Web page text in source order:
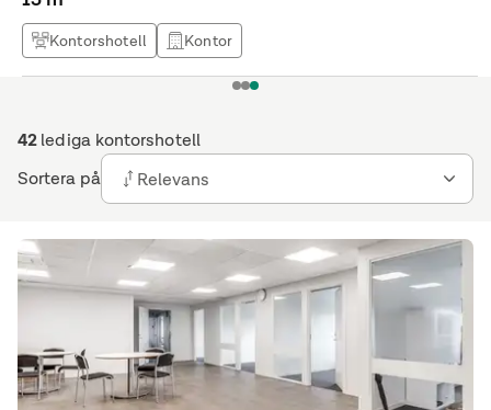
42lediga kontorshotell
Sortera på
Relevans
Kontorshotell Kontor
123